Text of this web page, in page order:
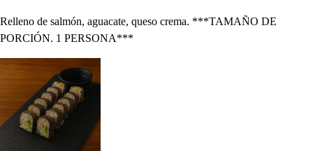
Relleno de salmón, aguacate, queso crema. ***TAMAÑO DE
PORCIÓN. 1 PERSONA***